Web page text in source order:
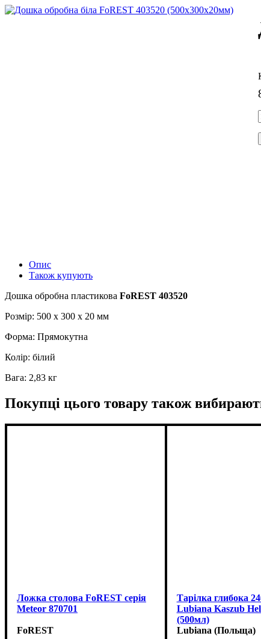
Опис
Також купують
Дошка обробна пластикова FoREST 403520
Розмір: 500 x 300 x 20 мм
Форма: Прямокутна
Колір: білий
Вага: 2,83 кг
Покупці цього товару також
Ложка столова FoREST серія
Meteor 870701
FoREST
Тарілка глибока
Lubiana Kaszub
(500мл)
Lubiana (Польща)